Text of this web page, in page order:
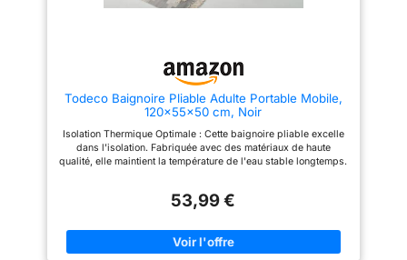
avec un SAV a votre disposition
CE labellisés par plusieurs
Todeco Baignoire Pliable Adulte Portable Mobile,
120×55×50 cm, Noir
Isolation Thermique Optimale : Cette baignoire pliable excelle
dans l'isolation. Fabriquée avec des matériaux de haute
qualité, elle maintient la température de l'eau stable longtemps.
conserve jusqu'à 85% de la température pendant trois heures.
revigorants. Support Ultra-Robuste : Notre baignoire pliable à
cadre métallique est le choix parfait pour une stabilité et un
soutien accrus. Contrairement aux modèles en plastique, elle
53,99 €